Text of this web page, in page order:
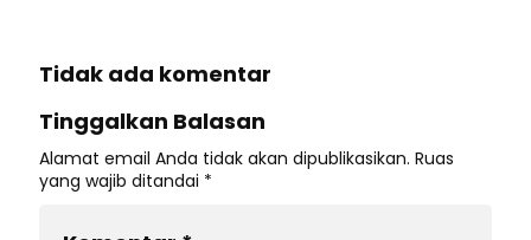
Tidak ada komentar
Tinggalkan Balasan
Alamat email Anda tidak akan dipublikasikan. Ruas
yang wajib ditandai *